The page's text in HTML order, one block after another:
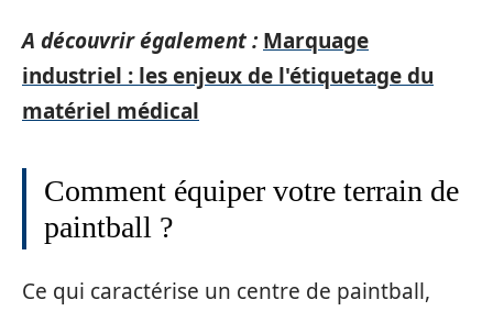
A découvrir également : Marquage
industriel : les enjeux de l'étiquetage du
matériel médical
Comment équiper votre terrain de
paintball ?
Ce qui caractérise un centre de paintball,